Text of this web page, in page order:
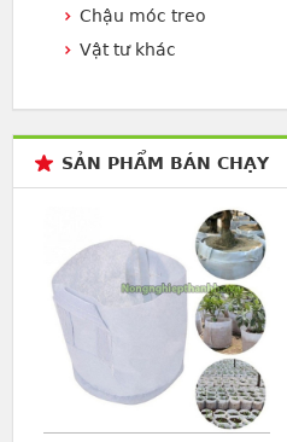
Chậu móc treo
Vật tư khác
SẢN PHẨM BÁN CHẠY